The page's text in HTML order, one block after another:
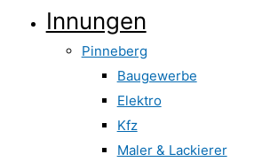
Innungen
Pinneberg
Baugewerbe
Elektro
Kfz
Maler & Lackierer